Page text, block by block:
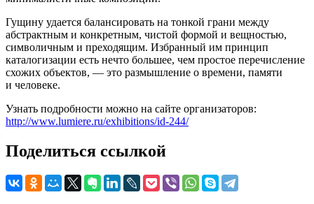
Гущину удается балансировать на тонкой грани между
абстрактным и конкретным, чистой формой и вещностью,
символичным и преходящим. Избранный им принцип
каталогизации есть нечто большее, чем простое перечисление
схожих объектов, — это размышление о времени, памяти
и человеке.
Узнать подробности можно на сайте организаторов:
http://www.lumiere.ru/exhibitions/id-244/
Поделиться ссылкой